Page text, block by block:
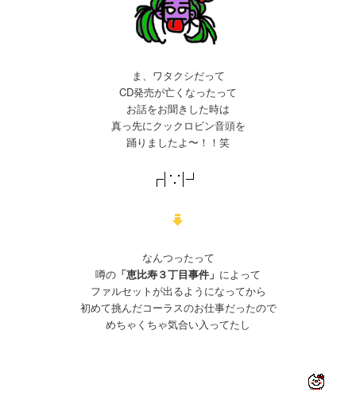
ま、ワタクシだって
CD発売が亡くなったって
お話をお聞きした時は
真っ先にクックロビン音頭を
踊りましたよ〜！！笑
なんつったって
噂の 「恵比寿３丁目事件」 によって
ファルセットが出るようになってから
初めて挑んだコーラスのお仕事だったので
めちゃくちゃ気合い入ってたし